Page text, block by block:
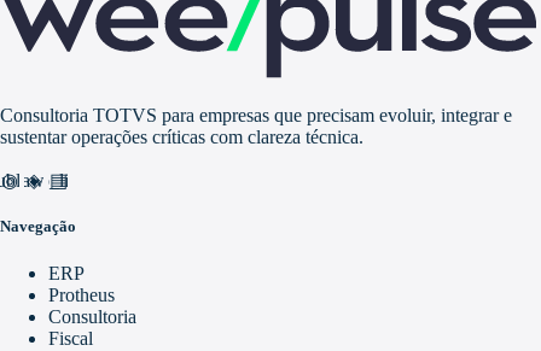
Consultoria TOTVS para empresas que precisam evoluir, integrar e
sustentar operações críticas com clareza técnica.
video_library
Navegação
ERP
Protheus
Consultoria
Fiscal